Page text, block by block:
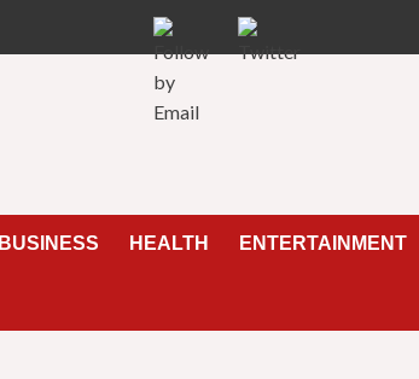
BUSINESS HEALTH ENTERTAINMENT